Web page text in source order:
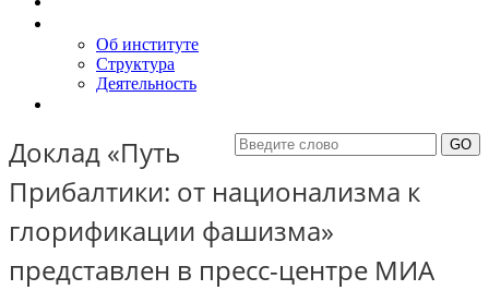
Об институте
Структура
Деятельность
Доклад «Путь
Прибалтики: от национализма к
глорификации фашизма»
представлен в пресс-центре МИА